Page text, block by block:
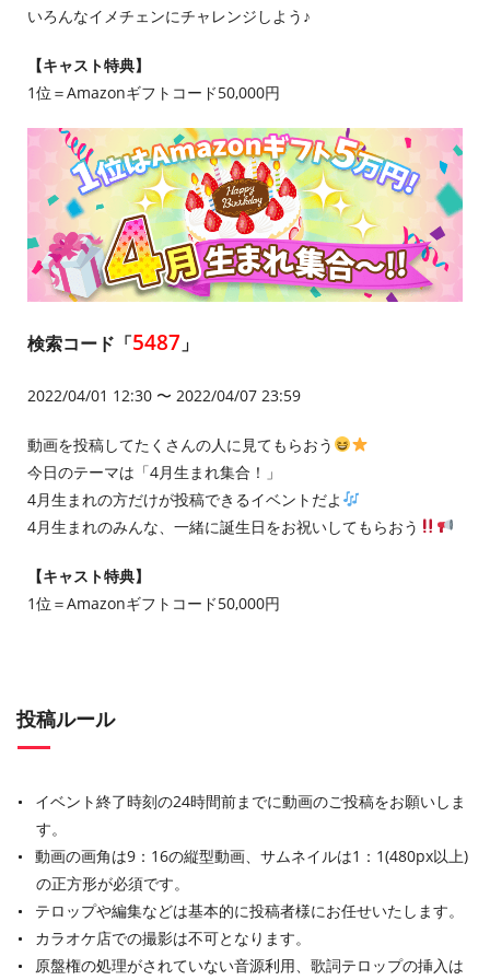
いろんなイメチェンにチャレンジしよう♪
【キャスト特典】
1位＝Amazonギフトコード50,000円
検索コード「5487 」
2022/04/01 12:30 〜 2022/04/07 23:59
動画を投稿してたくさんの人に見てもらおう
今日のテーマは「4月生まれ集合！」
4月生まれの方だけが投稿できるイベントだよ
4月生まれのみんな、一緒に誕生日をお祝いしてもらおう
【キャスト特典】
1位＝Amazonギフトコード50,000円
投稿ルール
イベント終了時刻の24時間前までに動画のご投稿をお願いしま
す。
動画の画角は9：16の縦型動画、サムネイルは1：1(480px以上)
の正方形が必須です。
テロップや編集などは基本的に投稿者様にお任せいたします。
カラオケ店での撮影は不可となります。
原盤権の処理がされていない音源利用、歌詞テロップの挿入は